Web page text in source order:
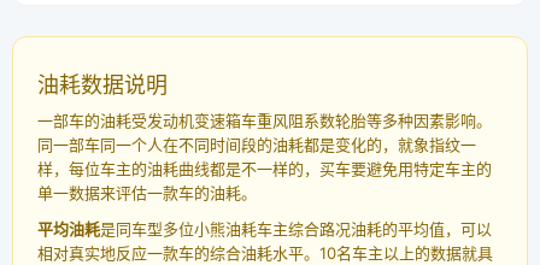
油耗数据说明
一部车的油耗受发动机变速箱车重风阻系数轮胎等多种因素影响。
同一部车同一个人在不同时间段的油耗都是变化的，就象指纹一
样，每位车主的油耗曲线都是不一样的，买车要避免用特定车主的
单一数据来评估一款车的油耗。
平均油耗是同车型多位小熊油耗车主综合路况油耗的平均值，可以
相对真实地反应一款车的综合油耗水平。10名车主以上的数据就具